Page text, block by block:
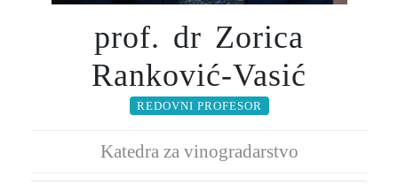
prof. dr Zorica
Ranković-Vasić
REDOVNI PROFESOR
Katedra za vinogradarstvo